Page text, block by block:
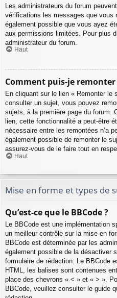
Les administrateurs du forum
vérifications les messages que vous
également possible que vous ayez
aux permissions limitées. Pour plus
administrateur du forum.
Haut
Comment puis-je remonter
En cliquant sur le lien « Remonter le
consulter un sujet, vous pouvez
sujets, à la première page du forum.
lien, cette fonctionnalité a peut-être
nécessaire entre les remontées n’a
également possible de remonter le
assurez-vous de le faire tout en
Haut
Mise en forme et types de
Qu’est-ce que le BBCode ?
Le BBCode est une implémentation
un meilleur contrôle sur la mise en
BBCode est déterminée par les
également possible de la désactiver
formulaire de rédaction. Le BBCode
HTML, les balises sont contenues
place des chevrons « < » et « > ».
BBCode, veuillez consulter le guide